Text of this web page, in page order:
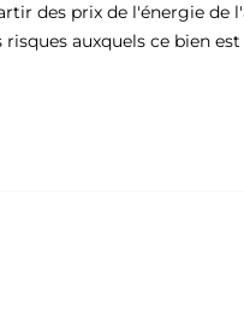
des prix de l'énergie de
auxquels ce bien